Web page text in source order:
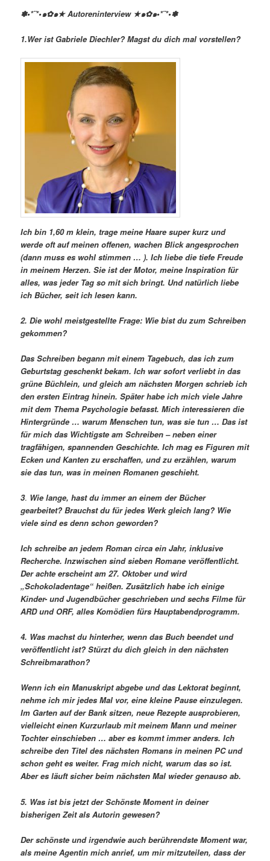
✽•*¨*•๑✿๑★ Autoreninterview ★๑✿๑•*¨*•✽
1.Wer ist Gabriele Diechler? Magst du dich mal vorstellen?
Ich bin 1,60 m klein, trage meine Haare super kurz und
werde oft auf meinen offenen, wachen Blick angesprochen
(dann muss es wohl stimmen … ). Ich liebe die tiefe Freude
in meinem Herzen. Sie ist der Motor, meine Inspiration für
alles, was jeder Tag so mit sich bringt. Und natürlich liebe
ich Bücher, seit ich lesen kann.
2. Die wohl meistgestellte Frage: Wie bist du zum Schreiben
gekommen?
Das Schreiben begann mit einem Tagebuch, das ich zum
Geburtstag geschenkt bekam. Ich war sofort verliebt in das
grüne Büchlein, und gleich am nächsten Morgen schrieb ich
den ersten Eintrag hinein. Später habe ich mich viele Jahre
mit dem Thema Psychologie befasst. Mich interessieren die
Hintergründe … warum Menschen tun, was sie tun … Das ist
für mich das Wichtigste am Schreiben – neben einer
tragfähigen, spannenden Geschichte. Ich mag es Figuren mit
Ecken und Kanten zu erschaffen, und zu erzählen, warum
sie das tun, was in meinen Romanen geschieht.
3. Wie lange, hast du immer an einem der Bücher
gearbeitet? Brauchst du für jedes Werk gleich lang? Wie
viele sind es denn schon geworden?
Ich schreibe an jedem Roman circa ein Jahr, inklusive
Recherche. Inzwischen sind sieben Romane veröffentlicht.
Der achte erscheint am 27. Oktober und wird
„Schokoladentage“ heißen. Zusätzlich habe ich einige
Kinder- und Jugendbücher geschrieben und sechs Filme für
ARD und ORF, alles Komödien fürs Hauptabendprogramm.
4. Was machst du hinterher, wenn das Buch beendet und
veröffentlicht ist? Stürzt du dich gleich in den nächsten
Schreibmarathon?
Wenn ich ein Manuskript abgebe und das Lektorat beginnt,
nehme ich mir jedes Mal vor, eine kleine Pause einzulegen.
Im Garten auf der Bank sitzen, neue Rezepte ausprobieren,
vielleicht einen Kurzurlaub mit meinem Mann und meiner
Tochter einschieben … aber es kommt immer anders. Ich
schreibe den Titel des nächsten Romans in meinen PC und
schon geht es weiter. Frag mich nicht, warum das so ist.
Aber es läuft sicher beim nächsten Mal wieder genauso ab.
5. Was ist bis jetzt der Schönste Moment in deiner
bisherigen Zeit als Autorin gewesen?
Der schönste und irgendwie auch berührendste Moment war,
als meine Agentin mich anrief, um mir mitzuteilen, dass der